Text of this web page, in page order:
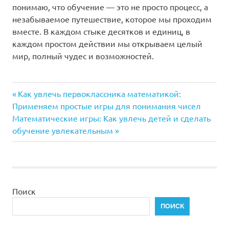
понимаю, что обучение — это не просто процесс, а
незабываемое путешествие, которое мы проходим
вместе. В каждом стыке десятков и единиц, в
каждом простом действии мы открываем целый
мир, полный чудес и возможностей.
Навигация
по
записям
Предыдущая
запись:
Как увлечь первоклассника математикой:
Применяем простые игры для понимания чисел
Следующая
запись:
Математические игры: Как увлечь детей и сделать
обучение увлекательным
Поиск
ПОИСК